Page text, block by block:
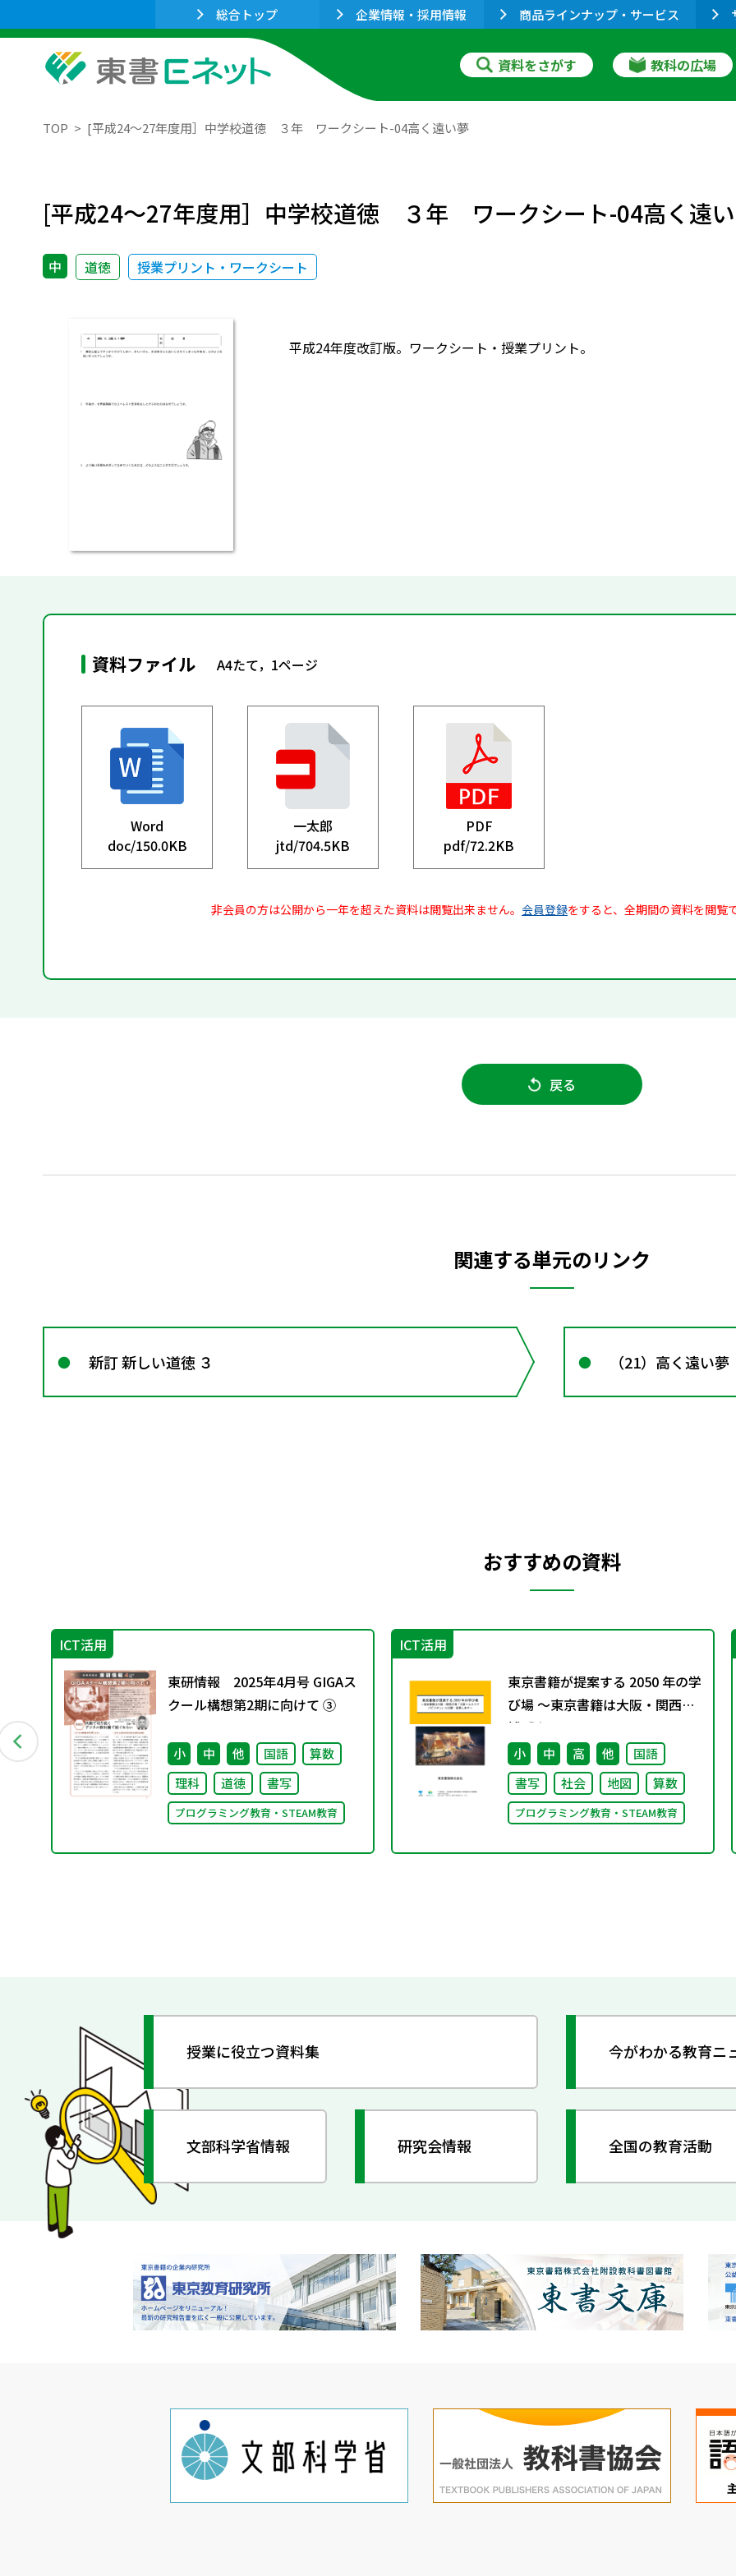
総合トップ 企業情報・採用情報 商品ラインナップ・サービス
資料をさがす 教科の広場
TOP [平成24～27年度用］中学校道徳 ３年 ワークシート-04高く遠い夢
[平成24～27年度用］中学校道徳 ３年 ワークシート-04高く遠
中 道徳 授業プリント・ワークシート
平成24年度改訂版。ワークシート・授業プリント。
資料ファイル A4たて，1ページ
Word
doc/150.0KB
一太郎
jtd/704.5KB
PDF
pdf/72.2KB
非会員の方は公開から一年を超えた資料は閲覧出来ません。 会員登録をすると、全期間の資料を閲覧
戻る
関連する単元のリンク
新訂 新しい道徳 ３ （21）高く遠い夢
おすすめの資料
ICT活用
東研情報 2025年4月号 GIGAス
クール構想第2期に向けて ③
小 中 他 国語
算数
理科
道徳 書写
プログラミング教育・STEAM教育
ICT活用
東京書籍が提案する 2050 年の学
び場 ～東京書籍は大阪・関西万
博「大阪ヘルスケア パビリオ
ン」に出展・協賛します～
小 中 高 他
国語
書写
社会 地図 算数
プログラミング教育・STEAM教育
授業に役立つ資料集 今がわかる教育ニ
文部科学省情報 研究会情報 全国の教育活動